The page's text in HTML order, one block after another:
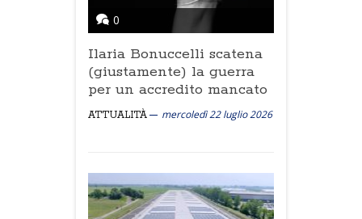
0
Ilaria Bonuccelli scatena
(giustamente) la guerra
per un accredito mancato
ATTUALITÀ mercoledì 22 luglio 2026